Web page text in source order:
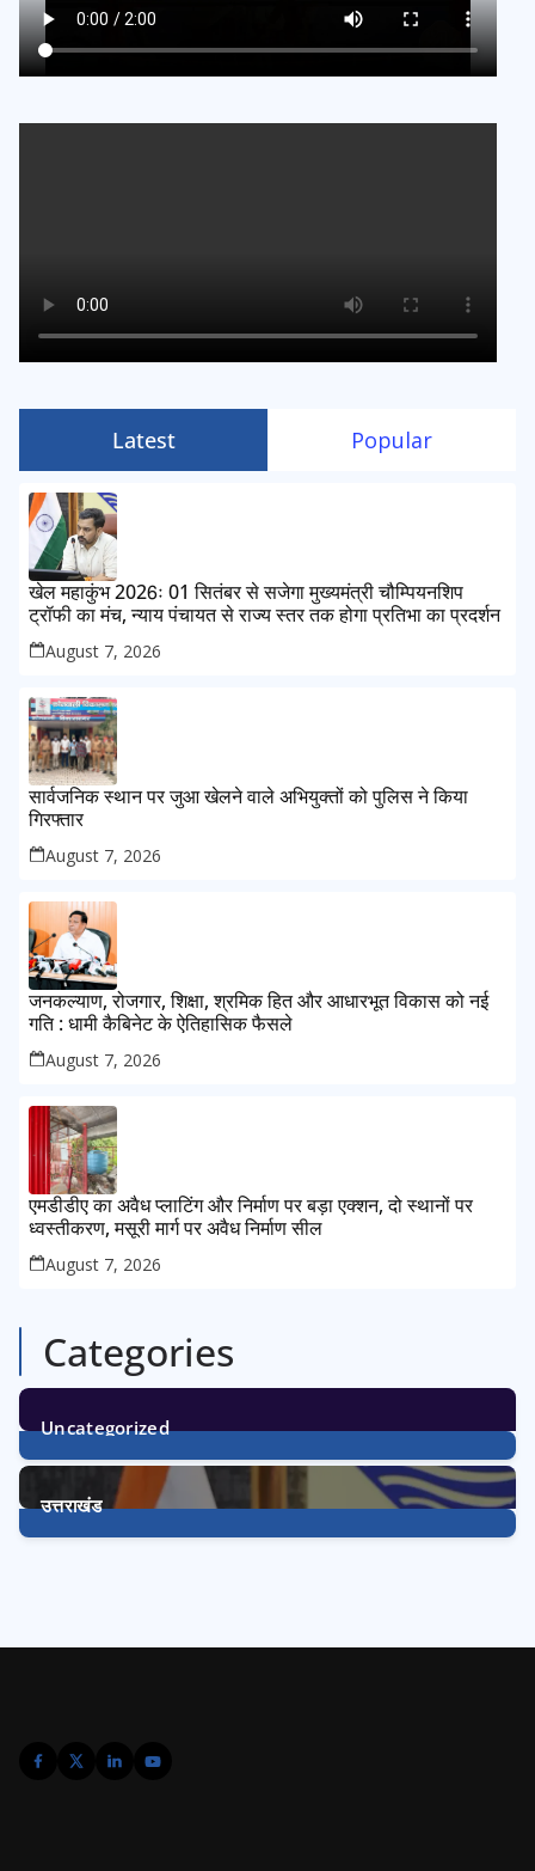
Latest Popular
खेल महाकुंभ 2026ः 01 सितंबर से सजेगा मुख्यमंत्री चौम्पियनशिप
ट्रॉफी का मंच, न्याय पंचायत से राज्य स्तर तक होगा प्रतिभा का प्रदर्शन
August 7, 2026
सार्वजनिक स्थान पर जुआ खेलने वाले अभियुक्तों को पुलिस ने किया
गिरफ्तार
August 7, 2026
जनकल्याण, रोजगार, शिक्षा, श्रमिक हित और आधारभूत विकास को नई
गति : धामी कैबिनेट के ऐतिहासिक फैसले
August 7, 2026
एमडीडीए का अवैध प्लाटिंग और निर्माण पर बड़ा एक्शन, दो स्थानों पर
ध्वस्तीकरण, मसूरी मार्ग पर अवैध निर्माण सील
August 7, 2026
Categories
Uncategorized
1Post
उत्तराखंड